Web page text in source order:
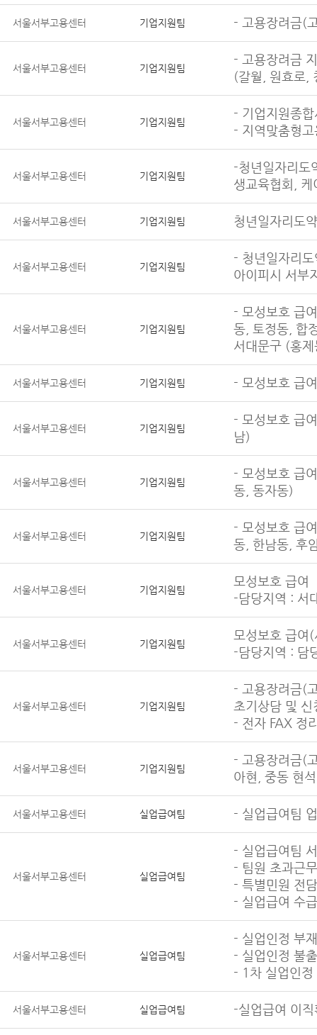
서울서부고용센터 기업지원팀 - 고용장려금(
서울서부고용센터 기업지원팀
- 고용장려금
(갈월, 원효로,
서울서부고용센터 기업지원팀
- 기업지원종
- 지역맞춤형
서울서부고용센터 기업지원팀
-청년일자리도
생교육협회,
서울서부고용센터 기업지원팀 청년일자리도
서울서부고용센터 기업지원팀
- 청년일자리
아이피시 서부
서울서부고용센터 기업지원팀
- 모성보호 급
동, 토정동, 합
서대문구 (홍
서울서부고용센터 기업지원팀 - 모성보호 급
서울서부고용센터 기업지원팀
- 모성보호 급
남)
서울서부고용센터 기업지원팀
- 모성보호 급
동, 동자동)
서울서부고용센터 기업지원팀
- 모성보호 급
동, 한남동, 후
서울서부고용센터 기업지원팀
모성보호 급여
-담당지역 : 서
서울서부고용센터 기업지원팀
모성보호 급여
-담당지역 : 담
서울서부고용센터 기업지원팀
- 고용장려금(
초기상담 및 신
- 전자 FAX 정
서울서부고용센터 기업지원팀
- 고용장려금(
아현, 중동 현
서울서부고용센터 실업급여팀 - 실업급여팀
서울서부고용센터 실업급여팀
- 실업급여팀
- 팀원 초과근
- 특별민원 전
- 실업급여 수
서울서부고용센터 실업급여팀
- 실업인정 부
- 실업인정 불
- 1차 실업인정
서울서부고용센터 실업급여팀 -실업급여 이